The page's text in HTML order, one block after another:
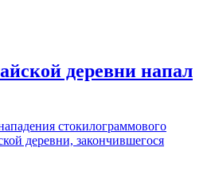
деревни напал
стокилограммового
деревни, закончившегося